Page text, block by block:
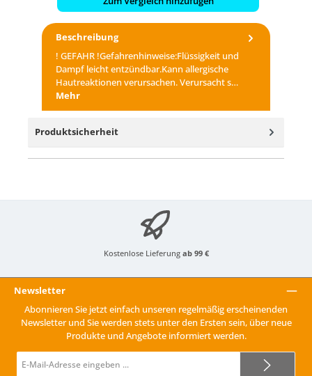
Beschreibung
! GEFAHR !Gefahrenhinweise:Flüssigkeit und
Dampf leicht entzündbar.Kann allergische
Hautreaktionen verursachen. Verursacht s…
Mehr
Produktsicherheit
Kostenlose Lieferung ab 99 €
Newsletter
Abonnieren Sie jetzt einfach unseren regelmäßig erscheinenden
Newsletter und Sie werden stets unter den Ersten sein, über neue
Produkte und Angebote informiert werden.
Mail-